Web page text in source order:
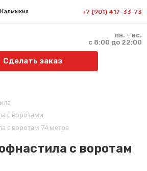
Калмыкия +7 (901) 417-33-73
пн. - вс.
с 8:00 до 22:00
Сделать заказ
с воротами
с воротам 74 метра
с воротам